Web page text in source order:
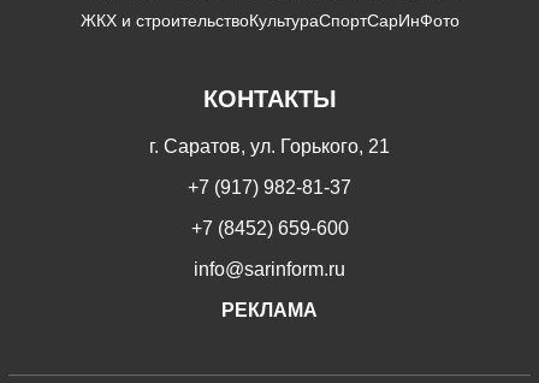
ЖКХ и строительствоКультураСпортСарИнФото
КОНТАКТЫ
г. Саратов, ул. Горького, 21
+7 (917) 982-81-37
+7 (8452) 659-600
info@sarinform.ru
РЕКЛАМА